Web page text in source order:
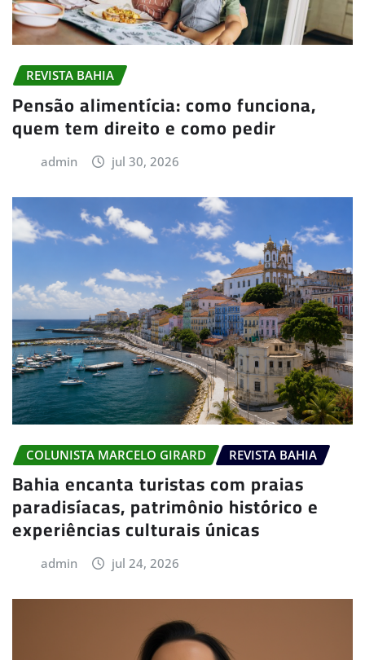
REVISTA BAHIA
Pensão alimentícia: como funciona,
quem tem direito e como pedir
admin jul 30, 2026
COLUNISTA MARCELO GIRARD REVISTA BAHIA
Bahia encanta turistas com praias
paradisíacas, patrimônio histórico e
experiências culturais únicas
admin jul 24, 2026